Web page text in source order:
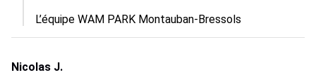
L’équipe WAM PARK Montauban-Bressols
Nicolas J.